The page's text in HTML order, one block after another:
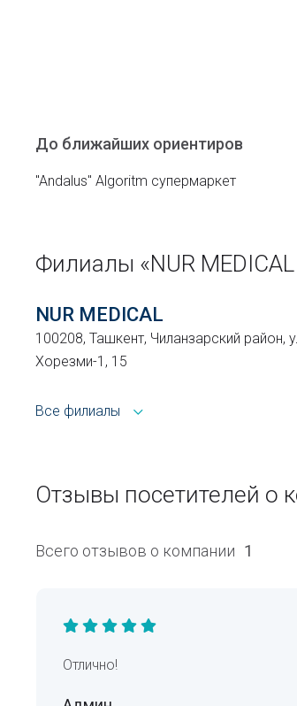
До ближайших ориентиров
"Andalus" Algoritm супермаркет
Филиалы «NUR
NUR MEDICAL
100208, Ташкент, Чиланзарский район,
Хорезми-1, 15
Все филиалы
Отзывы посетителей
Всего отзывов о компании 1
Отлично!